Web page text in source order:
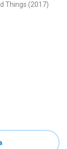
Things (2017)